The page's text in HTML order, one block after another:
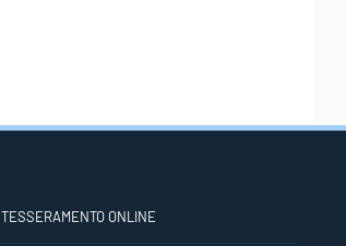
TESSERAMENTO ONLINE